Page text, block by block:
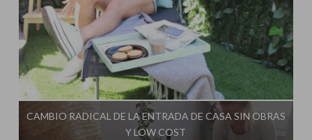
Influencer:Steffido
CAMBIO RADICAL DE LA ENTRADA DE CASA SIN OBRAS
Y LOW COST